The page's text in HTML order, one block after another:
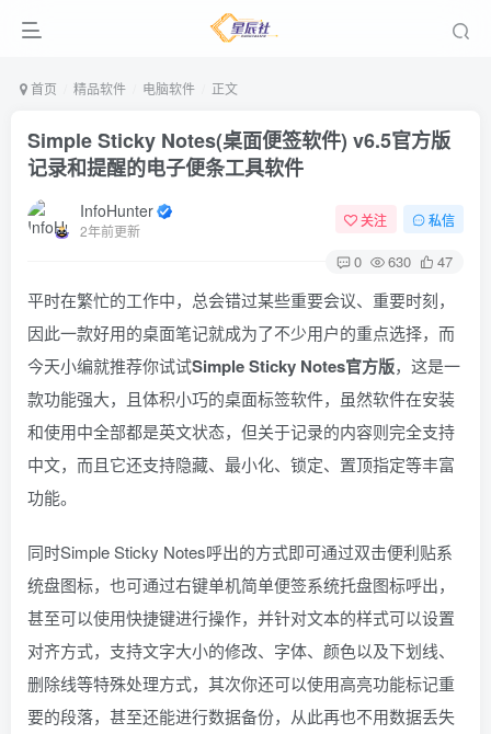
首页 精品软件 电脑软件 正文
Simple Sticky Notes(桌面便签软件) v6.5官方版
记录和提醒的电子便条工具软件
InfoHunter
2年前更新
关注 私信
0 630 47
平时在繁忙的工作中，总会错过某些重要会议、重要时刻，
因此一款好用的桌面笔记就成为了不少用户的重点选择，而
今天小编就推荐你试试Simple Sticky Notes官方版，这是一
款功能强大，且体积小巧的桌面标签软件，虽然软件在安装
和使用中全部都是英文状态，但关于记录的内容则完全支持
中文，而且它还支持隐藏、最小化、锁定、置顶指定等丰富
功能。
同时Simple Sticky Notes呼出的方式即可通过双击便利贴系
统盘图标，也可通过右键单机简单便签系统托盘图标呼出，
甚至可以使用快捷键进行操作，并针对文本的样式可以设置
对齐方式，支持文字大小的修改、字体、颜色以及下划线、
删除线等特殊处理方式，其次你还可以使用高亮功能标记重
要的段落，甚至还能进行数据备份，从此再也不用数据丢失